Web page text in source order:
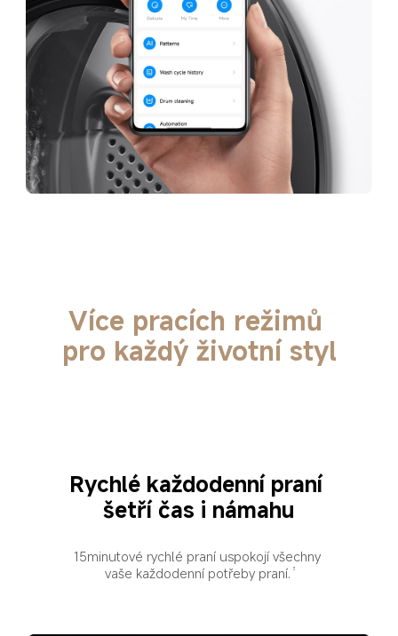
Více pracích režimů
pro každý životní styl
Rychlé každodenní praní
šetří čas i námahu
15minutové rychlé praní uspokojí všechny
vaše každodenní potřeby praní.
3